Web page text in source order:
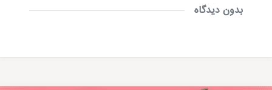
بدون دیدگاه